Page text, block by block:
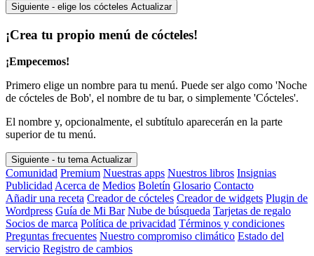
Siguiente - elige los cócteles Actualizar
¡Crea tu propio menú de cócteles!
¡Empecemos!
Primero elige un nombre para tu menú. Puede ser algo como 'Noche
de cócteles de Bob', el nombre de tu bar, o simplemente 'Cócteles'.
El nombre y, opcionalmente, el subtítulo aparecerán en la parte
superior de tu menú.
Siguiente - tu tema Actualizar
Comunidad Premium Nuestras apps Nuestros libros Insignias
Publicidad Acerca de Medios Boletín Glosario Contacto
Añadir una receta Creador de cócteles Creador de widgets Plugin de
Wordpress Guía de Mi Bar Nube de búsqueda Tarjetas de regalo
Socios de marca Política de privacidad Términos y condiciones
Preguntas frecuentes Nuestro compromiso climático Estado del
servicio Registro de cambios